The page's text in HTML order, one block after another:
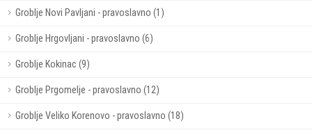
Groblje Novi Pavljani - pravoslavno (1)
Groblje Hrgovljani - pravoslavno (6)
Groblje Kokinac (9)
Groblje Prgomelje - pravoslavno (12)
Groblje Veliko Korenovo - pravoslavno (18)